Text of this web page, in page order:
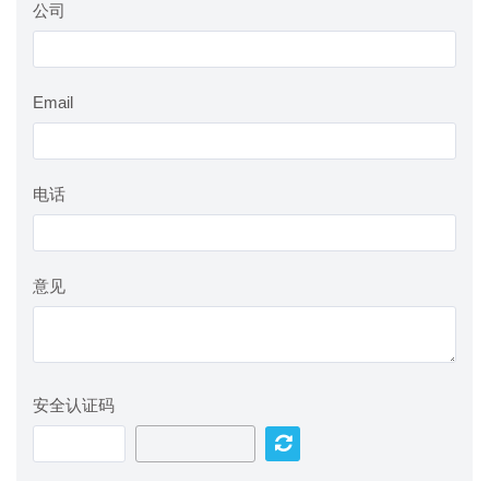
公司
Email
电话
意见
安全认证码